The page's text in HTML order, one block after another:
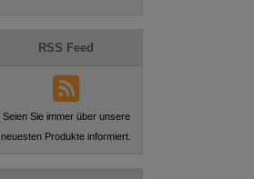
0,75 € *RSS Feed
Seien Sie immer über unsere
neuesten Produkte informiert.